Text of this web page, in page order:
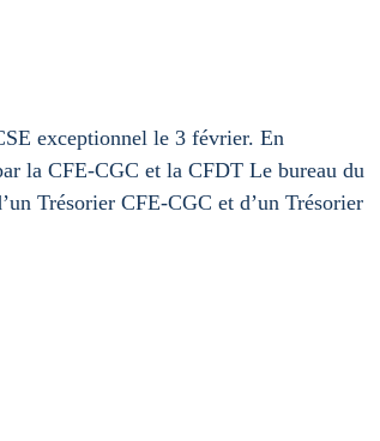
exceptionnel le 3 février. En
la CFE-CGC et la CFDT Le bureau du
Trésorier CFE-CGC et d’un Trésorier